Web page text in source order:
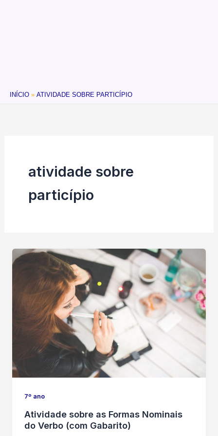
INÍCIO ATIVIDADE SOBRE PARTICÍPIO
atividade sobre
particípio
7º ano
Atividade sobre as Formas Nominais
do Verbo (com Gabarito)